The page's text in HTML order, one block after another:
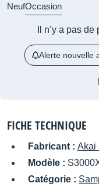
NeufOccasion
Il n’y a pas
Alerte nouvelle
FICHE TECHNIQUE
Fabricant : Akai
Modèle :
Catégorie :